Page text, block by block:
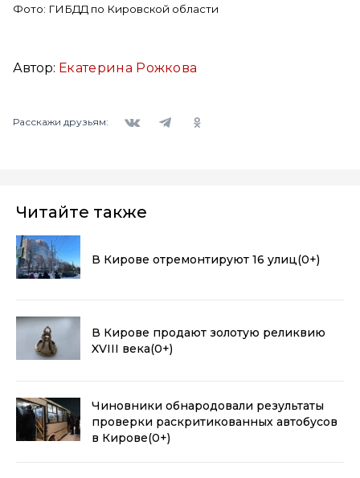
Фото: ГИБДД по Кировской области
Автор: Екатерина Рожкова
Расскажи друзьям:
Читайте также
В Кирове отремонтируют 16 улиц(0+)
В Кирове продают золотую реликвию
XVIII века(0+)
Чиновники обнародовали результаты
проверки раскритикованных автобусов
в Кирове(0+)